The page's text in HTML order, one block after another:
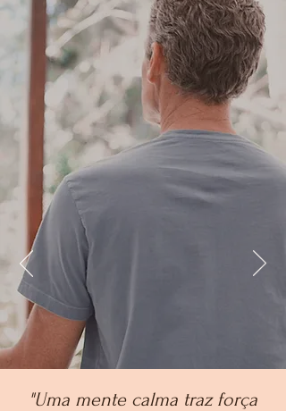
"Uma mente calma traz força